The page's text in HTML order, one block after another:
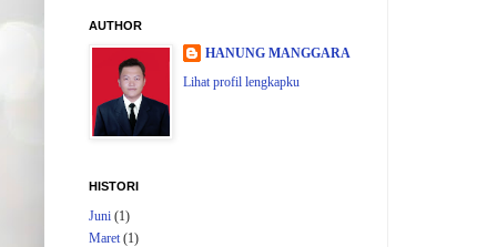
AUTHOR
HANUNG MANGGARA
Lihat profil lengkapku
HISTORI
Juni (1)
Maret(1)